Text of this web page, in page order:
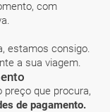
com
estamos consigo.
a sua viagem.
que procura,
de pagamento.